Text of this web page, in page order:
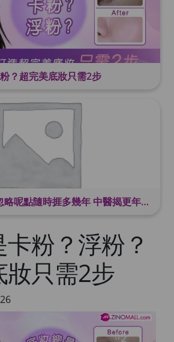
？超完美底妝只需2步
更年期保養無感?忽略呢點隨時捱多幾年 中醫揭更年保養關鍵 輕鬆舒適渡過更年期
粉？浮粉？
妝只需2步